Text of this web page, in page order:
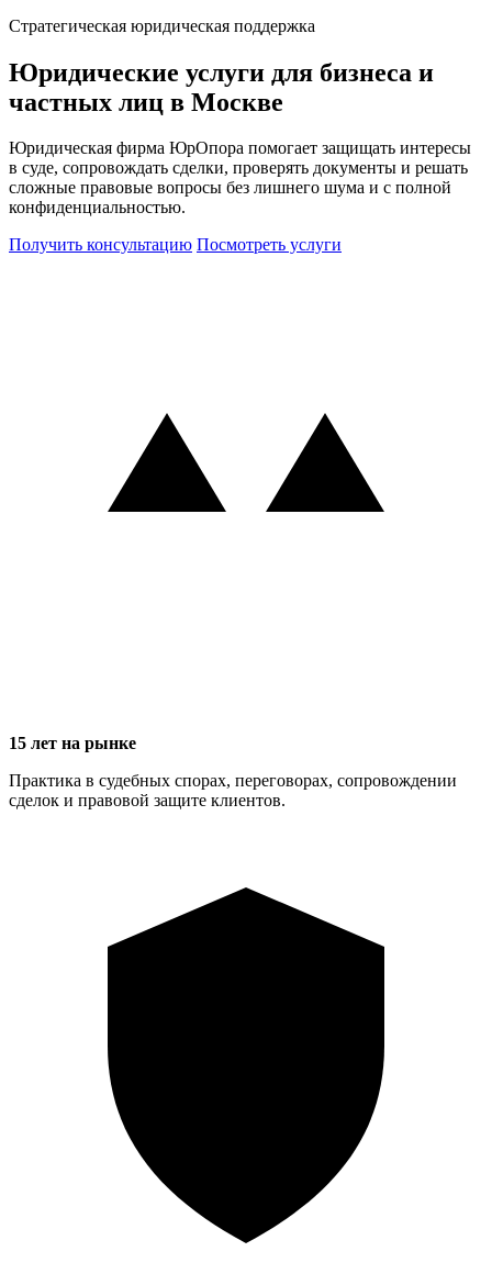
Стратегическая юридическая поддержка
Юридические услуги для бизнеса и
частных лиц в Москве
Юридическая фирма ЮрОпора помогает защищать интересы
в суде, сопровождать сделки, проверять документы и решать
сложные правовые вопросы без лишнего шума и с полной
конфиденциальностью.
Получить консультацию Посмотреть услуги
15 лет на рынке
Практика в судебных спорах, переговорах, сопровождении
сделок и правовой защите клиентов.